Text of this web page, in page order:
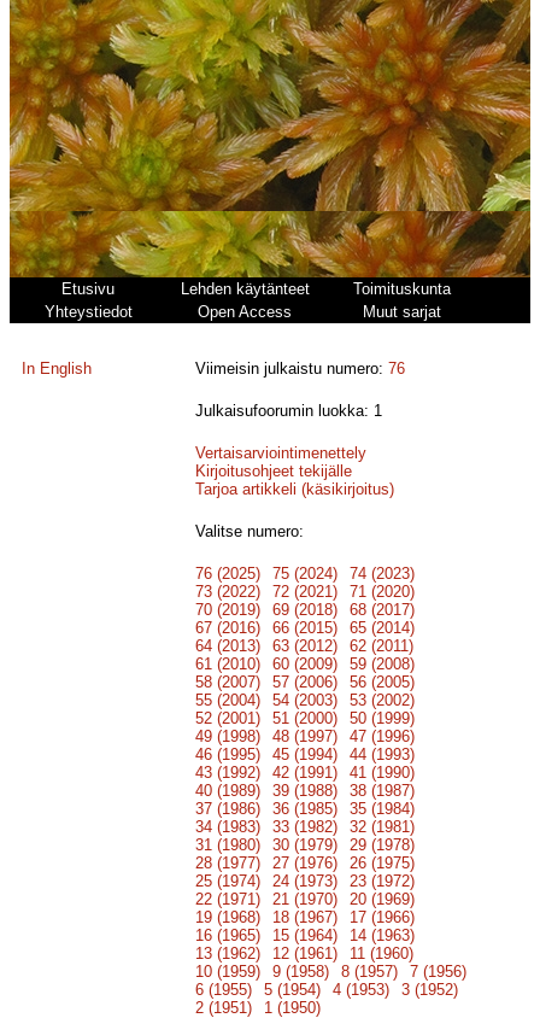
Etusivu Lehden käytänteet
Toimituskunta
Yhteystiedot
Open Access Muut sarjat
In English Viimeisin julkaistu numero:76
Julkaisufoorumin luokka: 1
Vertaisarviointimenettely
Kirjoitusohjeet tekijälle
Tarjoa artikkeli (käsikirjoitus)
Valitse numero:
76 (2025) 75 (2024)
74 (2023)
73 (2022)
72 (2021)
71 (2020)
70 (2019)
69 (2018)
68 (2017)
67 (2016)
66 (2015)
65 (2014)
64 (2013)
63 (2012)
62 (2011)
61 (2010)
60 (2009)
59 (2008)
58 (2007)
57 (2006)
56 (2005)
55 (2004)
54 (2003)
53 (2002)
52 (2001)
51 (2000)
50 (1999)
49 (1998)
48 (1997)
47 (1996)
46 (1995)
45 (1994)
44 (1993)
43 (1992)
42 (1991)
41 (1990)
40 (1989)
39 (1988)
38 (1987)
37 (1986)
36 (1985)
35 (1984)
34 (1983)
33 (1982)
32 (1981)
31 (1980)
30 (1979)
29 (1978)
28 (1977)
27 (1976)
26 (1975)
25 (1974)
24 (1973)
23 (1972)
22 (1971)
21 (1970)
20 (1969)
19 (1968)
18 (1967)
17 (1966)
16 (1965)
15 (1964)
14 (1963)
13 (1962)
12 (1961)
11 (1960)
10 (1959)
9 (1958) 8 (1957)
7 (1956)
6 (1955)
5 (1954) 4 (1953)
3 (1952)
2 (1951)
1 (1950)